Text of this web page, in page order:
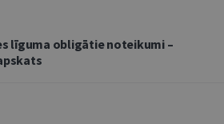
līguma obligātie noteikumi –